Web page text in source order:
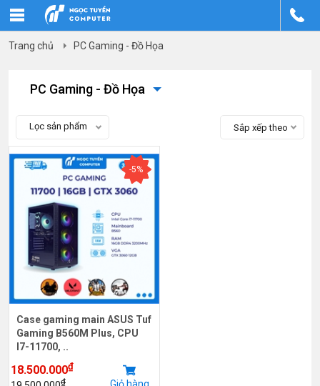
Trang chủ PC Gaming - Đồ Họa
PC Gaming - Đồ Họa
Lọc sản phẩm Sắp xếp theo
-5%
Case gaming main ASUS Tuf
Gaming B560M Plus, CPU
I7-11700, ..
18.500.000₫
₫